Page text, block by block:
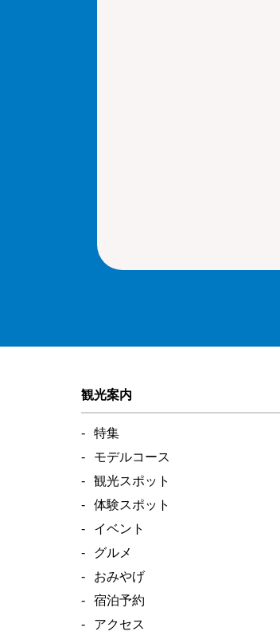
観光案内
特集
モデルコース
観光スポット
体験スポット
イベント
グルメ
おみやげ
宿泊予約
アクセス